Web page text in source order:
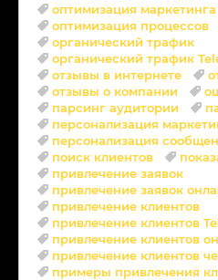
оптимизация маркетинга
оптимизация процессов
органический трафик
органический трафик
отзывы в интернете
отзывы о компании
парсинг аудитории
персонализация
персонализация
поиск клиентов
привлечение заявок
привлечение заявок
привлечение клиентов
привлечение клиентов
привлечение клиентов
привлечение клиентов
примеры привлечения